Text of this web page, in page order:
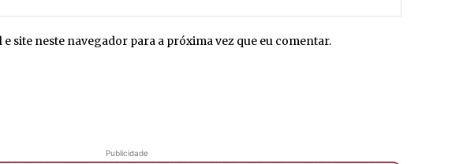
e site neste navegador para a próxima vez que eu comentar.
Publicidade